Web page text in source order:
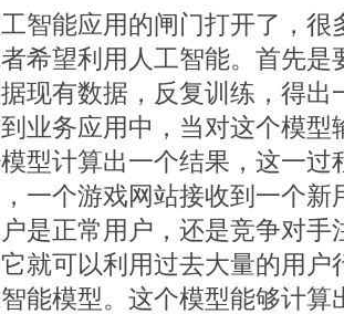
智能应用的闸门打开了，很
希望利用人工智能。首先是
现有数据，反复训练，得出
业务应用中，当对这个模型
型计算出一个结果，这一过
一个游戏网站接收到一个新
是正常用户，还是竞争对手
就可以利用过去大量的用户
能模型。这个模型能够计算